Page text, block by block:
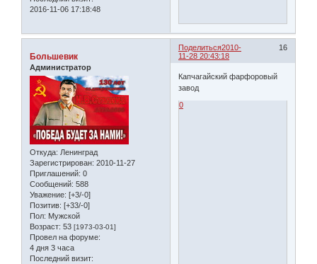
2016-11-06 17:18:48
Поделиться 16
2010-
11-28 20:43:18
Большевик
Администратор
Откуда: Ленинград
Зарегистрирован: 2010-11-27
Приглашений: 0
Сообщений: 588
Уважение: [+3/-0]
Позитив: [+33/-0]
Пол: Мужской
Возраст: 53 [1973-03-01]
Провел на форуме:
4 дня 3 часа
Последний визит:
Капчагайский фарфоровый
завод
0